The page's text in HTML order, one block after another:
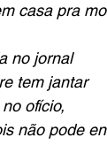
casa pra
no jornal
tem jantar
ofício,
não pode